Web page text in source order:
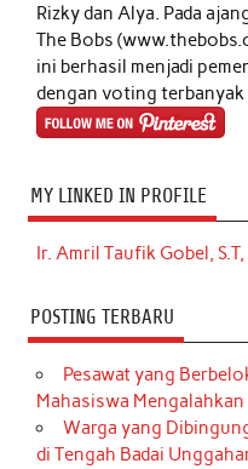
Rizky dan Alya. Pada
The Bobs
ini berhasil menjadi
dengan voting
MY LINKED IN PROFILE
Ir. Amril Taufik Gobel, S.T,
POSTING TERBARU
Pesawat yang
Mahasiswa
Warga yang
di Tengah Badai